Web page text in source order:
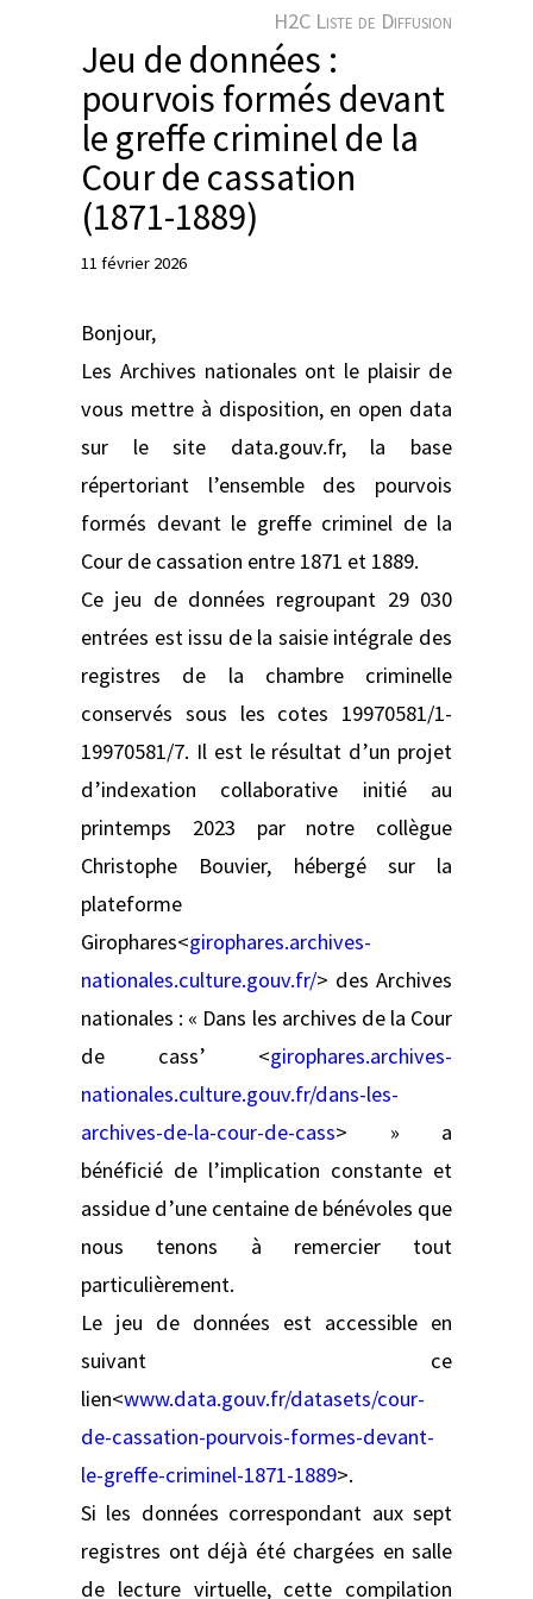
H2C Liste de Diffusion
Jeu de données :
pourvois formés devant
le greffe criminel de la
Cour de cassation
(1871-1889)
11 février 2026
Bonjour,
Les Archives nationales ont le plaisir de
vous mettre à disposition, en open data
sur le site data.gouv.fr, la base
répertoriant l’ensemble des pourvois
formés devant le greffe criminel de la
Cour de cassation entre 1871 et 1889.
Ce jeu de données regroupant 29 030
entrées est issu de la saisie intégrale des
registres de la chambre criminelle
conservés sous les cotes 19970581/1-
19970581/7. Il est le résultat d’un projet
d’indexation collaborative initié au
printemps 2023 par notre collègue
Christophe Bouvier, hébergé sur la
plateforme
Girophares<girophares.archives-
nationales.culture.gouv.fr/> des Archives
nationales : « Dans les archives de la Cour
de cass’ <girophares.archives-
nationales.culture.gouv.fr/dans-les-
archives-de-la-cour-de-cass> » a
bénéficié de l’implication constante et
assidue d’une centaine de bénévoles que
nous tenons à remercier tout
particulièrement.
Le jeu de données est accessible en
suivant ce
lien<www.data.gouv.fr/datasets/cour-
de-cassation-pourvois-formes-devant-
le-greffe-criminel-1871-1889>.
Si les données correspondant aux sept
registres ont déjà été chargées en salle
de lecture virtuelle, cette compilation